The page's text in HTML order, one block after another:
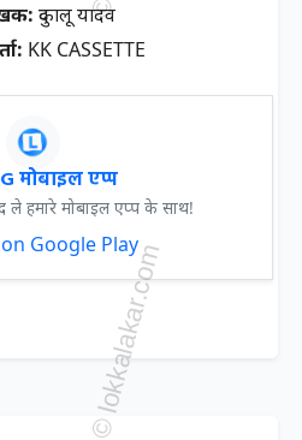
दुकालू यादव
KK CASSETTE
मोबाइल एप्प
हमारे मोबाइल एप्प के साथ!